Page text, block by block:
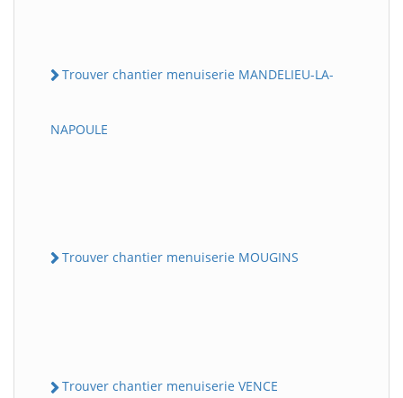
Trouver chantier menuiserie MANDELIEU-LA-
NAPOULE
Trouver chantier menuiserie MOUGINS
Trouver chantier menuiserie VENCE